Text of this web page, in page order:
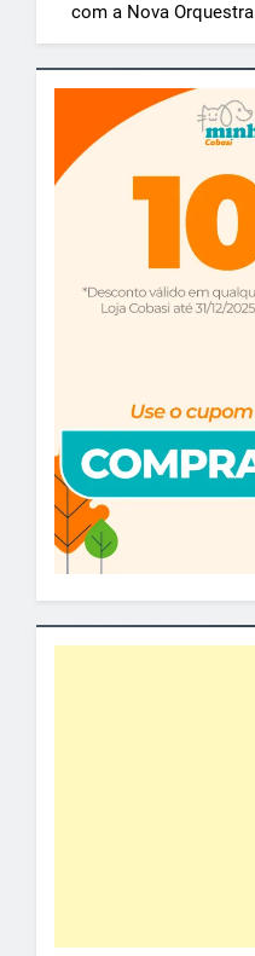
com a Nova Orquestra